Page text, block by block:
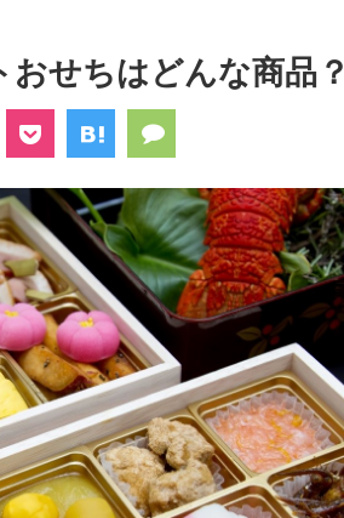
せちはどんな商品？